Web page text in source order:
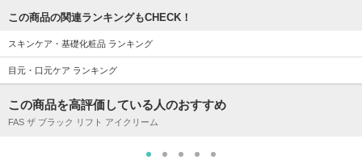
この商品の関連ランキングもCHECK！
スキンケア・基礎化粧品 ランキング
目元・口元ケア ランキング
この商品を高評価している人のおすすめ
FAS ザ ブラック リフト アイクリーム